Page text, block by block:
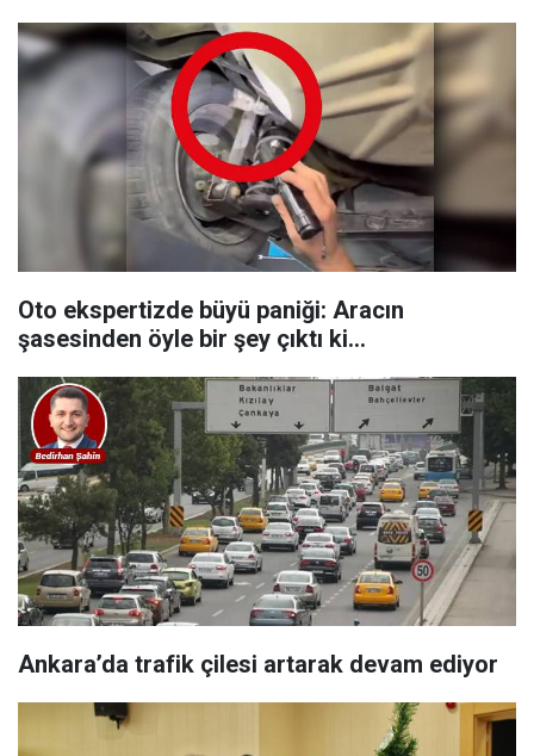
Oto ekspertizde büyü paniği: Aracın
şasesinden öyle bir şey çıktı ki…
Ankara’da trafik çilesi artarak devam ediyor